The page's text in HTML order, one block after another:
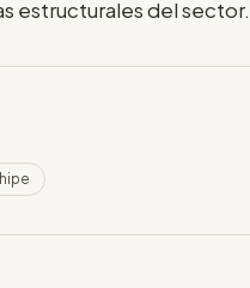
estructurales del sector.